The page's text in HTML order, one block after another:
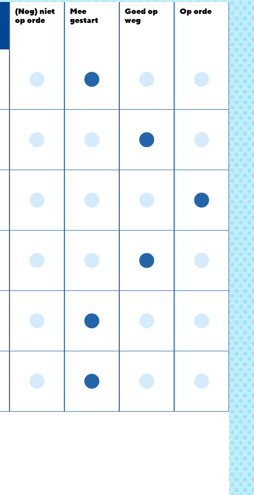
(Nog) niet
op orde
Mee
gestart
Goed op
weg
Op orde